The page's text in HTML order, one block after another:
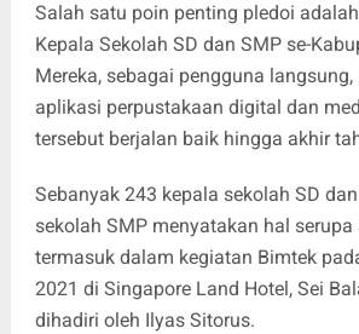
Salah satu poin penting pledoi
Kepala Sekolah SD dan SMP se-
Mereka, sebagai pengguna
aplikasi perpustakaan digital dan
tersebut berjalan baik hingga akhir
Sebanyak 243 kepala sekolah SD
sekolah SMP menyatakan hal
termasuk dalam kegiatan Bimtek
2021 di Singapore Land Hotel, Sei
dihadiri oleh Ilyas Sitorus.